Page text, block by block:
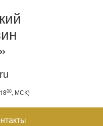
00, МСК)